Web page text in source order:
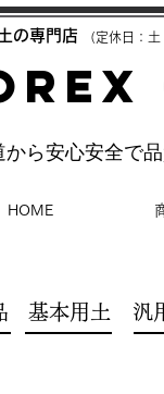
の専門店 （定休日：
から安心安全で
HOME
基本用土 汎